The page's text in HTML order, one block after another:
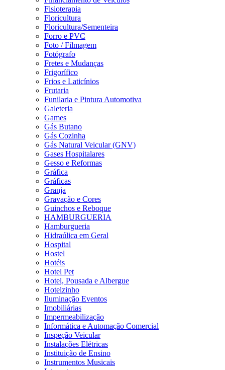
Fisioterapia
Floricultura
Floricultura/Sementeira
Forro e PVC
Foto / Filmagem
Fotógrafo
Fretes e Mudanças
Frigorífico
Frios e Laticínios
Frutaria
Funilaria e Pintura Automotiva
Galeteria
Games
Gás Butano
Gás Cozinha
Gás Natural Veicular (GNV)
Gases Hospitalares
Gesso e Reformas
Gráfica
Gráficas
Granja
Gravação e Cores
Guinchos e Reboque
HAMBURGUERIA
Hamburgueria
Hidraúlica em Geral
Hospital
Hostel
Hotéis
Hotel Pet
Hotel, Pousada e Albergue
Hotelzinho
Iluminação Eventos
Imobiliárias
Impermeabilização
Informática e Automação Comercial
Inspeção Veicular
Instalações Elétricas
Instituição de Ensino
Instrumentos Musicais